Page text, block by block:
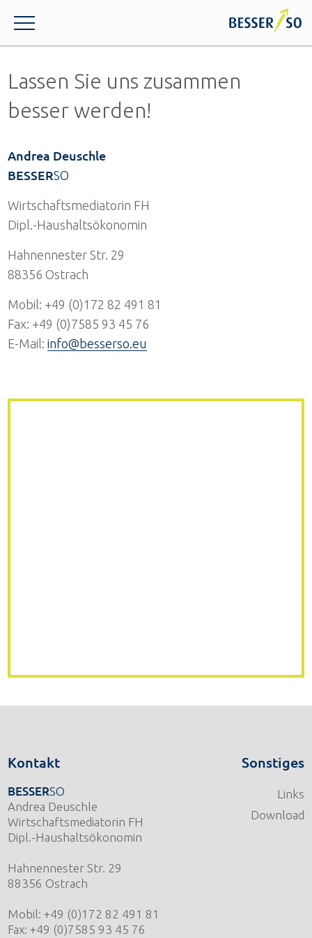
Lassen Sie uns zusammen
besser werden!
Andrea Deuschle
BESSERSO
Wirtschaftsmediatorin FH
Dipl.-Haushaltsökonomin
Hahnennester Str. 29
88356 Ostrach
Mobil: +49 (0)172 82 491 81
Fax: +49 (0)7585 93 45 76
E-Mail:info@besserso.eu
Sonstiges
Links
Download
Kontakt
BESSERSO
Andrea Deuschle
Wirtschaftsmediatorin FH
Dipl.-Haushaltsökonomin
Hahnennester Str. 29
88356 Ostrach
Mobil: +49 (0)172 82 491 81
Fax: +49 (0)7585 93 45 76